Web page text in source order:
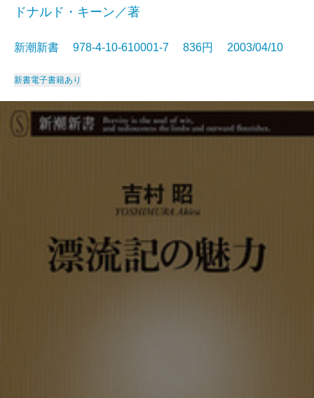
ドナルド・キーン／著
新潮新書 978-4-10-610001-7 836円 2003/04/10
新書電子書籍あり